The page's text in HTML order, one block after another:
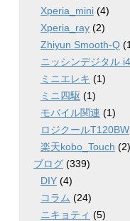
Xperia_mini (4)
Xperia_ray (2)
Zhiyun Smooth-Q
ニッシンデジタル
ミニエレキ (1)
ミニ四駆 (1)
モバイル関連 (1)
ロジクールT120BW
楽天kobo_Touch (2)
ブログ (339)
DIY (4)
コラム (24)
ニキョティ (5)